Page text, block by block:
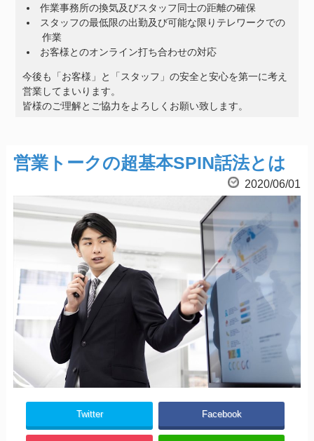
作業事務所の換気及びスタッフ同士の距離の確保
スタッフの最低限の出勤及び可能な限りテレワークでの
作業
お客様とのオンライン打ち合わせの対応
今後も「お客様」と「スタッフ」の安全と安心を第一に考え
営業してまいります。
皆様のご理解とご協力をよろしくお願い致します。
営業トークの超基本SPIN話法とは
2020/06/01
Twitter Facebook